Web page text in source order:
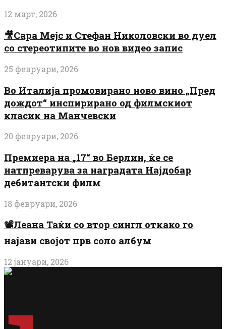
12 март, 2026
🎥Сара Мејс и Стефан Николовски во дуел
со стереотипите во нов видео запис
25 февруари, 2026
Во Италија промовирано ново вино „Пред
дождот“ инспирирано од филмскиот
класик на Манчевски
20 февруари, 2026
Премиера на „17“ во Берлин, ќе се
натпреварува за наградата Најдобар
дебитантски филм
18 февруари, 2026
📽️Леана Таќи со втор сингл откако го
најави својот прв соло албум
12 јануари, 2026